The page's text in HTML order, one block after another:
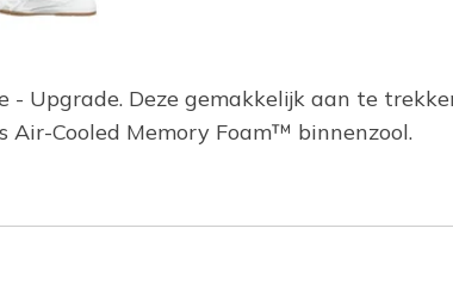
- Upgrade. Deze gemakkelijk aan te
Air-Cooled Memory Foam™ binnenzool.